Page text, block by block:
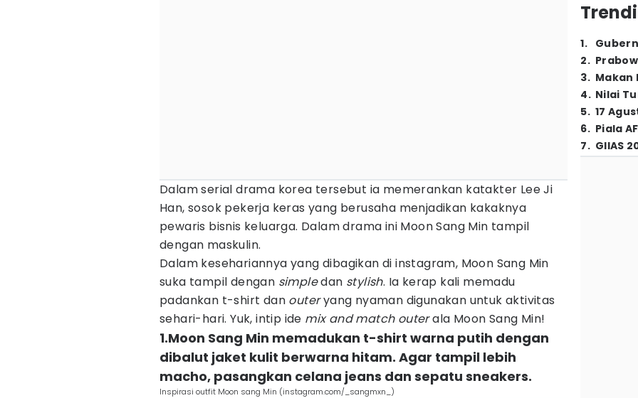
Dalam serial drama korea tersebut ia memerankan katakter Lee Ji
Han, sosok pekerja keras yang berusaha menjadikan kakaknya
pewaris bisnis keluarga. Dalam drama ini Moon Sang Min tampil
dengan maskulin.
Dalam kesehariannya yang dibagikan di instagram, Moon Sang Min
suka tampil dengan simpledan stylish. Ia kerap kali memadu
padankan t-shirt dan outeryang nyaman digunakan untuk aktivitas
sehari-hari. Yuk, intip ide mix and match outerala Moon Sang Min!
1.Moon Sang Min memadukan t-shirt warna putih dengan
dibalut jaket kulit berwarna hitam. Agar tampil lebih
macho, pasangkan celana jeans dan sepatu sneakers.
Inspirasi outfit Moon sang Min (instagram.com/_sangmxn_)
1.
2.
3. Makan
4. Nilai
5. 17
6. Piala
7. GIIAS